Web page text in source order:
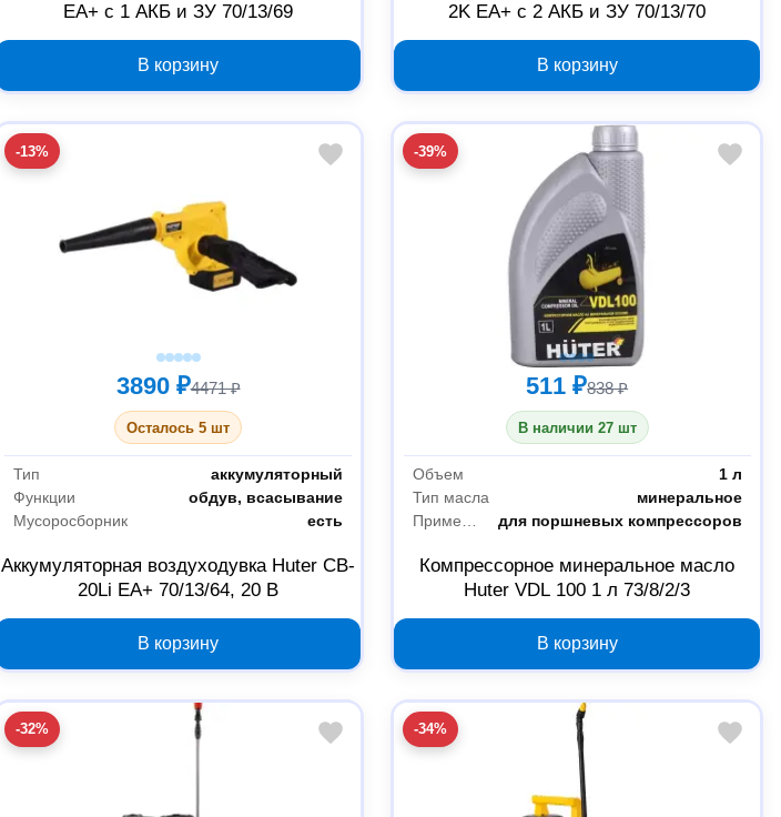
EA+ с 1 АКБ и ЗУ 70/13/69
В корзину
2K EA+ с 2 АКБ и ЗУ 70/13/70
В корзину
-13%
3890 ₽4471 ₽
Осталось 5 шт
Тип
аккумуляторный
Функции
обдув, всасывание
Мусоросборник
есть
Аккумуляторная воздуходувка Huter CB-
20Li EA+ 70/13/64, 20 В
В корзину
-39%
511 ₽838 ₽
В наличии 27 шт
Объем
1 л
Тип масла
минеральное
для поршневых компрессоров
Компрессорное минеральное масло
Huter VDL 100 1 л 73/8/2/3
В корзину
-32% -34%